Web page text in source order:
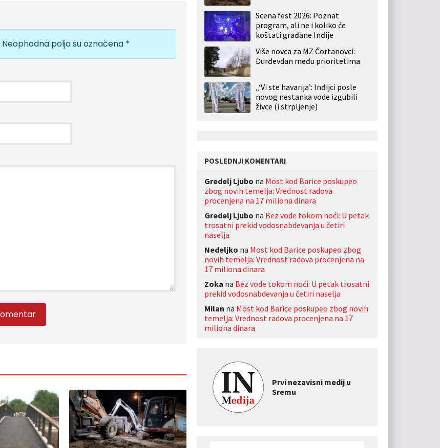
Neophodna polja su označena *
Scena fest 2026: Poznat
program, ali ne i koliko će
koštati građane Inđije
Više novca za MZ Čortanovci:
Đurđevdan među prioritetima
„‘Vi ste havarija’: Inđijci posle
novog nestanka vode izgubili
živce (i strpljenje)
POSLEDNJI KOMENTARI
Gredelj Ljubo na Most kod Barice poskupeo
zbog novih temelja: Vrednost radova
procenjena na 17 miliona dinara
Gredelj Ljubo na Bez vode tokom noći: U petak
trosatni prekid vodosnabdevanja u četiri
naselja
Nedeljko na Most kod Barice poskupeo zbog
novih temelja: Vrednost radova procenjena na
17 miliona dinara
Zoka na Bez vode tokom noći: U petak trosatni
prekid vodosnabdevanja u četiri naselja
Milan na Most kod Barice poskupeo zbog novih
temelja: Vrednost radova procenjena na 17
miliona dinara
Prvi nezavisni medij u
Sremu